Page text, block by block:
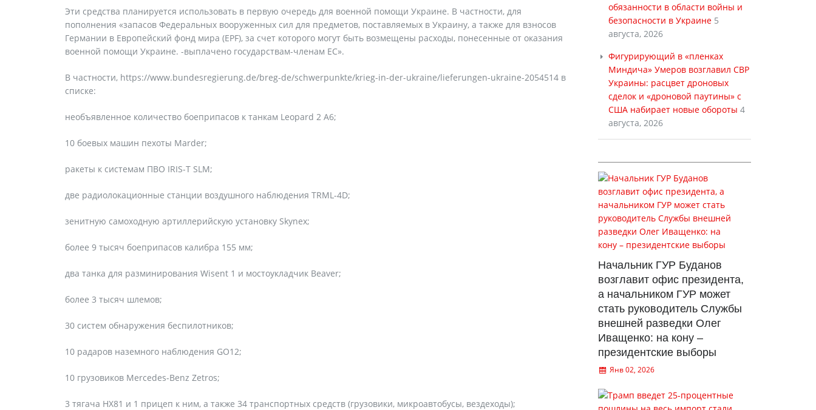
Эти средства планируется использовать в первую очередь для военной помощи Украине. В частности, для
пополнения «запасов Федеральных вооруженных сил для предметов, поставляемых в Украину, а также для взносов
Германии в Европейский фонд мира (EPF), за счет которого могут быть возмещены расходы, понесенные от оказания
военной помощи Украине. -выплачено государствам-членам ЕС».
В частности, https://www.bundesregierung.de/breg-de/schwerpunkte/krieg-in-der-ukraine/lieferungen-ukraine-2054514 в
списке:
необъявленное количество боеприпасов к танкам Leopard 2 A6;
10 боевых машин пехоты Marder;
ракеты к системам ПВО IRIS-T SLM;
две радиолокационные станции воздушного наблюдения TRML-4D;
зенитную самоходную артиллерийскую установку Skynex;
более 9 тысяч боеприпасов калибра 155 мм;
два танка для разминирования Wisent 1 и мостоукладчик Beaver;
более 3 тысяч шлемов;
30 систем обнаружения беспилотников;
10 радаров наземного наблюдения GO12;
10 грузовиков Mercedes-Benz Zetros;
3 тягача HX81 и 1 прицеп к ним, а также 34 транспортных средств (грузовики, микроавтобусы, вездеходы);
обязанности в области войны и
безопасности в Украине 5
августа, 2026
Фигурирующий в «пленках
Миндича» Умеров возглавил СВР
Украины: расцвет дроновых
сделок и «дроновой паутины» с
США набирает новые обороты 4
августа, 2026
Начальник ГУР Буданов
возглавит офис президента,
а начальником ГУР может
стать руководитель Службы
внешней разведки Олег
Иващенко: на кону –
президентские выборы
Янв 02, 2026